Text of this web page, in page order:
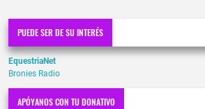
PUEDE SER DE SU INTERÉS
EquestriaNet
Bronies Radio
APÓYANOS CON TU DONATIVO